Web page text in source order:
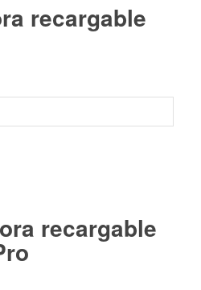
recargable
recargable